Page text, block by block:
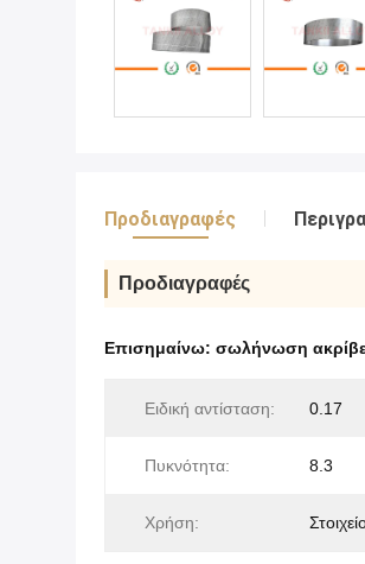
Προδιαγραφές
Προδιαγραφές
Επισημαίνω: σωλήνωση
Ειδική αντίσταση: 0.17
Πυκνότητα: 8.3
Χρήση: